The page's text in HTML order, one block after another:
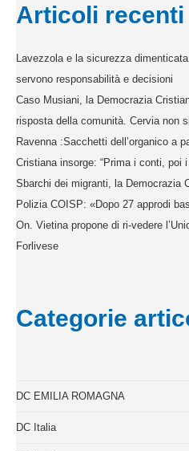
Articoli recenti
Lavezzola e la sicurezza
servono responsabilità e decisioni
Caso Musiani, la Democrazia
risposta della comunità. Cervia non
Ravenna :Sacchetti dell’organico a
Cristiana insorge: “Prima i conti, poi
Sbarchi dei migranti, la Democrazia
Polizia COISP: «Dopo 27 approdi
On. Vietina propone di ri-vedere
Forlivese
Categorie
DC EMILIA ROMAGNA
DC Italia